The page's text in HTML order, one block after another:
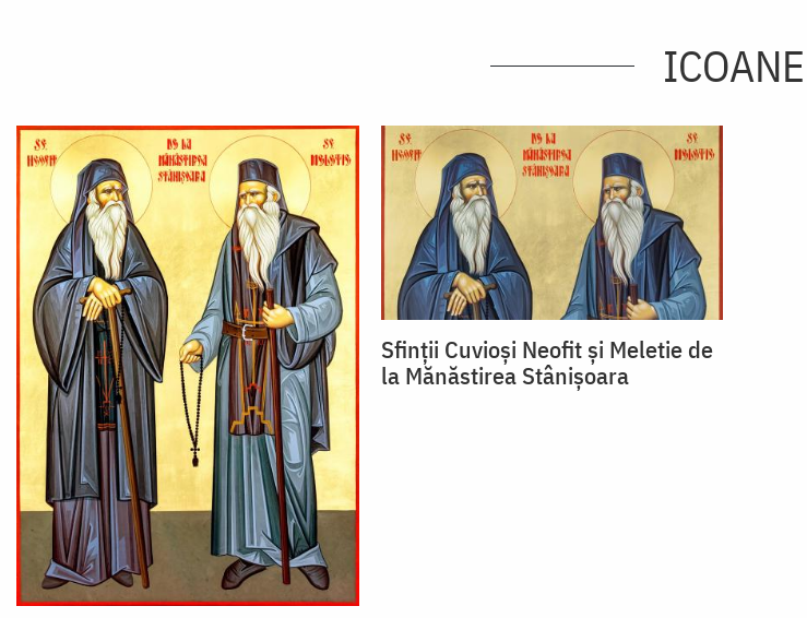
ICOANE
Sfinții Cuvioși Neofit și Meletie de
la Mănăstirea Stânișoara